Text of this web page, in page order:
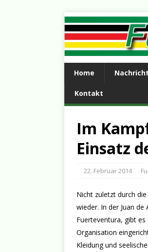
Home
Kontakt
Im
Einsatz
22. Februar 2014
Nicht zuletzt durch
wieder. In der Juan
Fuerteventura, gibt
Organisation
Kleidung und